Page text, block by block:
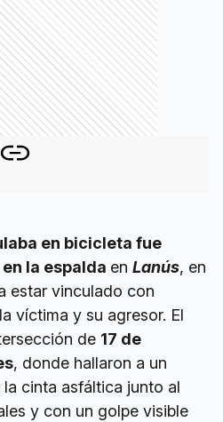
en bicicleta fue
la espalda en Lanús, en
estar vinculado con
víctima y su agresor. El
de 17 de
, donde hallaron a un
cinta asfáltica junto al
y con un golpe visible